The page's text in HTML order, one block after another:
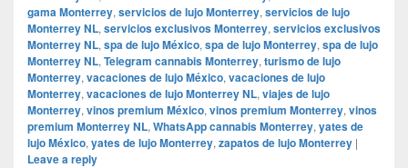
gama Monterrey, servicios de lujo Monterrey, servicios de lujo
Monterrey NL, servicios exclusivos Monterrey, servicios exclusivos
Monterrey NL, spa de lujo México, spa de lujo Monterrey, spa de lujo
Monterrey NL, Telegram cannabis Monterrey, turismo de lujo
Monterrey, vacaciones de lujo México, vacaciones de lujo
Monterrey, vacaciones de lujo Monterrey NL, viajes de lujo
Monterrey, vinos premium México, vinos premium Monterrey, vinos
premium Monterrey NL, WhatsApp cannabis Monterrey, yates de
lujo México, yates de lujo Monterrey, zapatos de lujo Monterrey |
Leave a reply